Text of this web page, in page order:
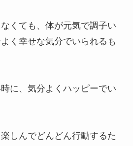
くても、体が元気で調子い
く幸せな気分でいられるも
に、気分よくハッピーでい
しんでどんどん行動するた